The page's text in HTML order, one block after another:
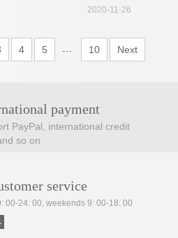
2020-11-26
4 5 … 10 Next
payment
PayPal, international credit
so on
service
00-24: 00, weekends 9: 00-18: 00